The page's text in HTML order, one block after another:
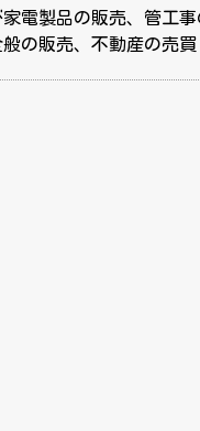
電製品の販売、管工
の販売、不動産の売